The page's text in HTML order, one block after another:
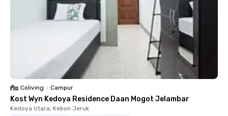
Coliving • Campur
Kost Wyn Kedoya Residence Daan Mogot Jelambar
Kedoya Utara, Kebon Jeruk